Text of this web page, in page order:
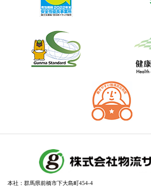
本社：群馬県前橋市下大島町454-4